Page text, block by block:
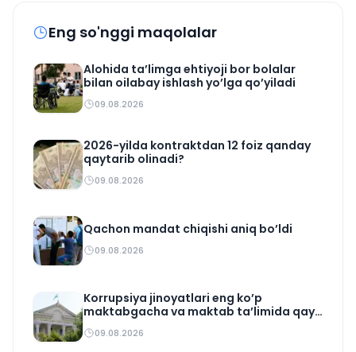
Eng so'nggi maqolalar
Alohida ta’limga ehtiyoji bor bolalar
bilan oilabay ishlash yo’lga qo’yiladi
09.08.2026
2026-yilda kontraktdan 12 foiz qanday
qaytarib olinadi?
09.08.2026
Qachon mandat chiqishi aniq bo’ldi
09.08.2026
Korrupsiya jinoyatlari eng ko’p
maktabgacha va maktab ta’limida qayd
etildi09.08.2026